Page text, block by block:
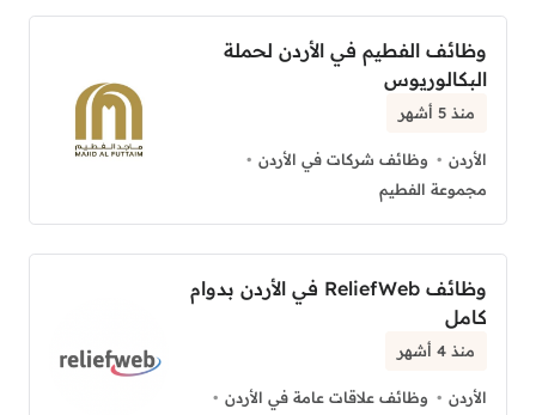
وظائف الفطيم في الأردن لحملة
البكالوريوس
منذ 5 أشهر
الأردن
وظائف شركات في الأردن
مجموعة الفطيم
وظائف ReliefWeb في الأردن بدوام
كامل
منذ 4 أشهر
الأردن
وظائف علاقات عامة في الأردن